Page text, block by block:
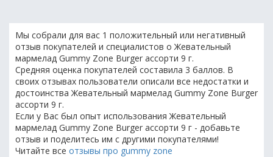
Мы собрали для вас 1 положительный или негативный
отзыв покупателей и специалистов о Жевательный
мармелад Gummy Zone Burger ассорти 9 г.
Средняя оценка покупателей составила 3 баллов. В
своих отзывах пользователи описали все недостатки и
достоинства Жевательный мармелад Gummy Zone Burger
ассорти 9 г.
Если у Вас был опыт использования Жевательный
мармелад Gummy Zone Burger ассорти 9 г - добавьте
отзыв и поделитесь им с другими покупателями!
Читайте все отзывы про gummy zone